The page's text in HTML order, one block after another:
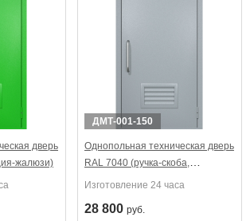
дверь
жалюзи)
ДМТ-001-150
Однопольная техническая дверь
RAL 7040 (ручка-скоба,
вентиляция-жалюзи)
Изготовление 24 часа
28 800 руб.